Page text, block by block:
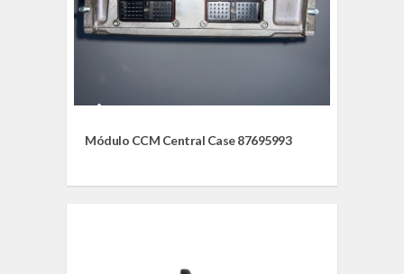
Módulo CCM Central Case 87695993